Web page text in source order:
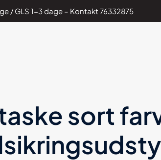
/ GLS 1-3 dage – Kontakt 76332875
sort